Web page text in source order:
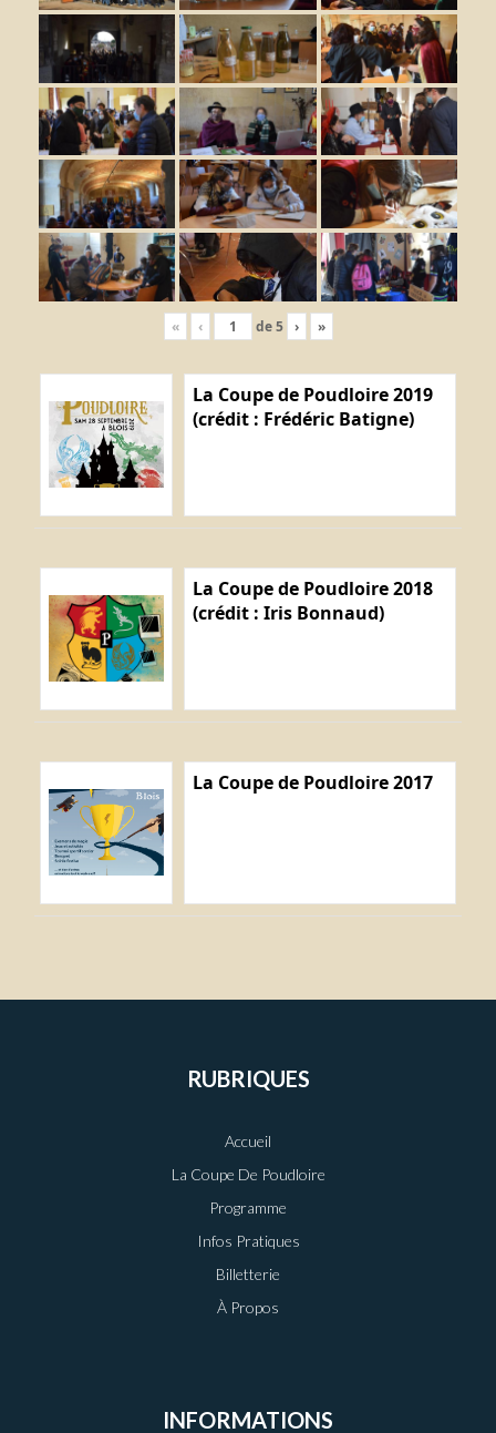
« ‹ de5 › »
La Coupe de Poudloire 2019
(crédit : Frédéric Batigne)
La Coupe de Poudloire 2018
(crédit : Iris Bonnaud)
La Coupe de Poudloire 2017
RUBRIQUES
Accueil
La Coupe De Poudloire
Programme
Infos Pratiques
Billetterie
À Propos
INFORMATIONS